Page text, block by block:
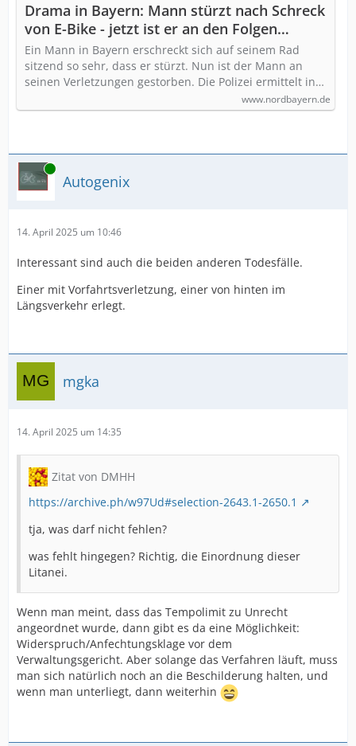
Drama in Bayern: Mann stürzt nach Schreck
von E-Bike - jetzt ist er an den Folgen
verstorben
Ein Mann in Bayern erschreckt sich auf seinem Rad
sitzend so sehr, dass er stürzt. Nun ist der Mann an
seinen Verletzungen gestorben. Die Polizei ermittelt in…
www.nordbayern.de
Online
Autogenix
14. April 2025 um 10:46
Interessant sind auch die beiden anderen Todesfälle.
Einer mit Vorfahrtsverletzung, einer von hinten im
Längsverkehr erlegt.
mgka
14. April 2025 um 14:35
Zitat von DMHH
https://archive.ph/w97Ud#selection-2643.1-2650.1
tja, was darf nicht fehlen?
was fehlt hingegen? Richtig, die Einordnung dieser
Litanei.
Wenn man meint, dass das Tempolimit zu Unrecht
angeordnet wurde, dann gibt es da eine Möglichkeit:
Widerspruch/Anfechtungsklage vor dem
Verwaltungsgericht. Aber solange das Verfahren läuft, muss
man sich natürlich noch an die Beschilderung halten, und
wenn man unterliegt, dann weiterhin